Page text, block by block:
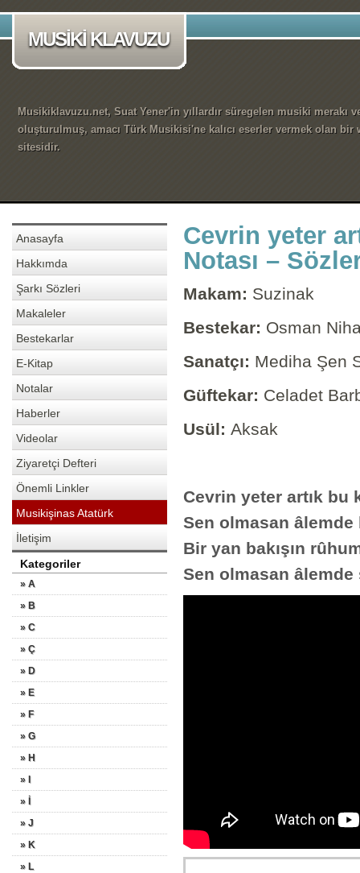
MUSİKİ KLAVUZU
Musikiklavuzu.net, Suat Yener'in yıllardır süregelen musiki merakı
oluşturulmuş, amacı Türk Musikisi'ne kalıcı eserler vermek olan bir
sitesidir.
Anasayfa
Hakkımda
Şarkı Sözleri
Makaleler
Bestekarlar
E-Kitap
Notalar
Haberler
Videolar
Ziyaretçi Defteri
Önemli Linkler
Musikişinas Atatürk
İletişim
Kategoriler
» A
» B
» C
» Ç
» D
» E
» F
» G
» H
» I
» İ
» J
» K
» L
Cevrin yeter
Notası –
Makam: Suzinak
Bestekar: Osman
Sanatçı: Mediha Şen
Güftekar: Celadet
Usül: Aksak
Cevrin yeter artık bu
Sen olmasan
Bir yan bakışın
Sen olmasan